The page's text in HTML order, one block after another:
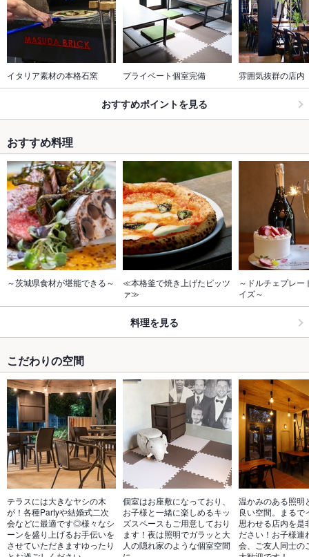
イタリア素材の本格石窯 プライベート個室完備 雰囲気抜群の店内
おすすめポイントを見る
おすすめ料理
～茨城県食材が堪能できる～
≪本格釜で焼き上げたピッツ
ァ≫
～ドルチェプレー
イズ～
料理を見る
こだわりの空間
テラスには大きなヤシの木
が！各種Partyや結婚式二次
会などに最適です◎様々なシ
ーンを盛り上げるお手伝いを
させていただきますゆったり
個室はお座敷になっており、
お子様と一緒に楽しめるキッ
ズスペースもご用意しており
ます！夜は照明でガラッと大
人の隠れ家のような個室空間
温かみのある照明
良い空間。まるで
思わせる店内を是
ださい！お子様連
会、ご友人同士の